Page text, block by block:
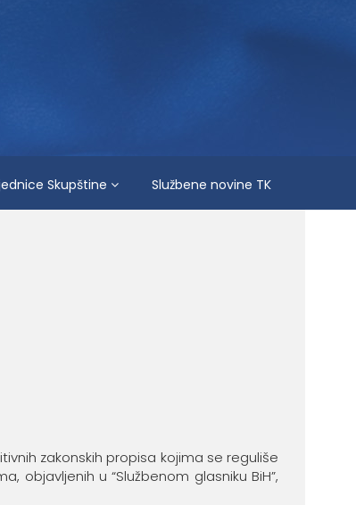
Skupštine Službene novine TK
zakonskih propisa kojima se reguliše
u “Službenom glasniku BiH”,